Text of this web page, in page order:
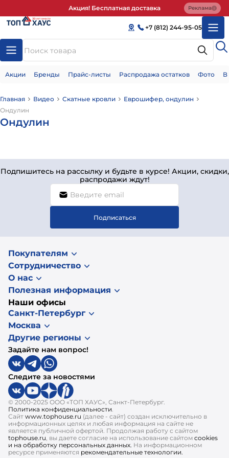
Акция! Бесплатная доставка Реклама
+7 (812) 244-95-05
Акции Бренды Прайс-листы Распродажа остатков Фото
Главная Видео Скатные кровли
Еврошифер, ондулин
Ондулин
Ондулин
Подпишитесь на рассылку и будьте в курсе! Акции, скидки,
распродажи ждут!
Подписаться
Покупателям
Сотрудничество
О нас
Полезная информация
Наши офисы
Санкт-Петербург
Москва
Другие регионы
Задайте нам вопрос!
Следите за новостями
© 2000-2025 ООО «ТОП ХАУС», Санкт-Петербург.
Политика конфиденциальности.
Сайт www.tophouse.ru (далее - сайт) создан исключительно в
информационных целях и любая информация на сайте не
является публичной офертой. Продолжая работу с сайтом
tophouse.ru, вы даете согласие на использование сайтом cookies
и на обработку персональных данных. На информационном
ресурсе применяются рекомендательные технологии.